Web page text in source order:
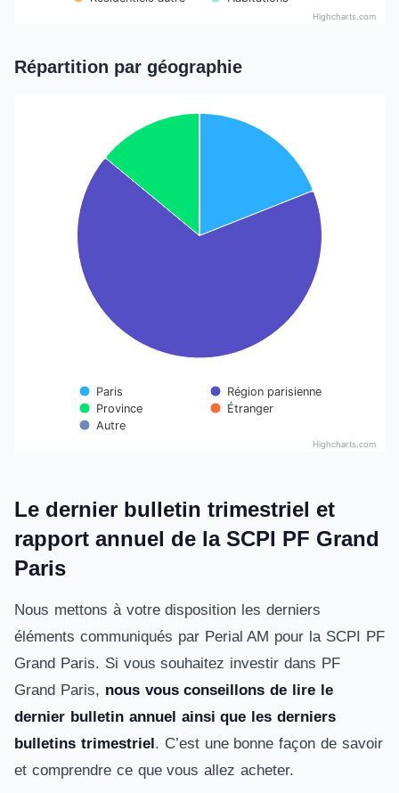
Highcharts.com
Répartition par géographie
Pie chart with 5 slices.
Paris
Région parisienne
Province
Étranger
Autre
Highcharts.com
Le dernier bulletin trimestriel et
rapport annuel de la SCPI PF Grand
Paris
Nous mettons à votre disposition les derniers
éléments communiqués par Perial AM pour la SCPI PF
Grand Paris. Si vous souhaitez investir dans PF
Grand Paris, nous vous conseillons de lire le
dernier bulletin annuel ainsi que les derniers
bulletins trimestriel. C’est une bonne façon de savoir
et comprendre ce que vous allez acheter.